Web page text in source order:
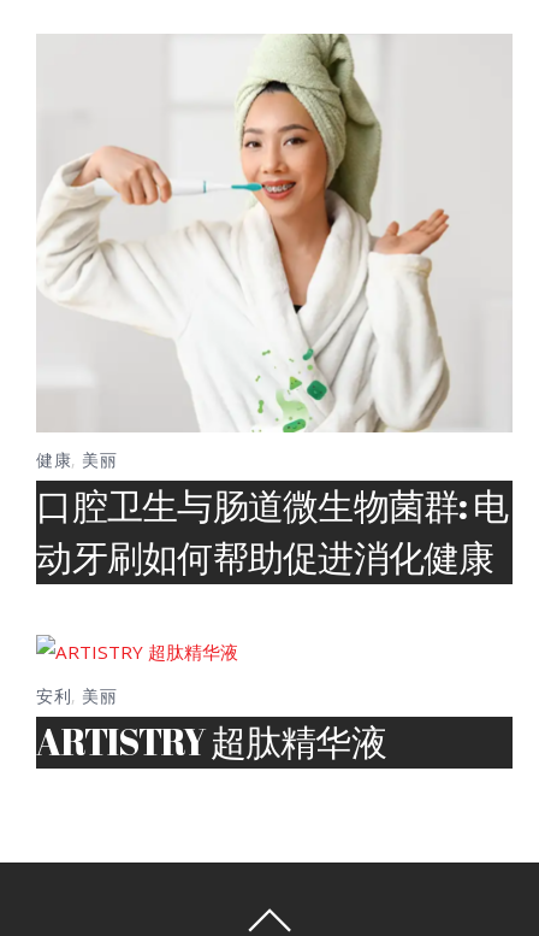
健康, 美丽
口腔卫生与肠道微生物菌群: 电
动牙刷如何帮助促进消化健康
安利, 美丽
ARTISTRY 超肽精华液